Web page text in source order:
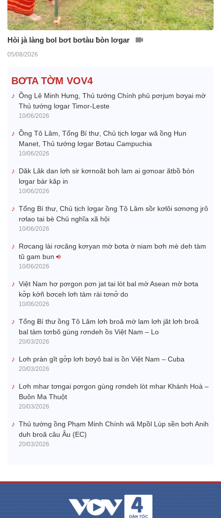
Hòi jà làng bol bơt bơtàu ƀòn lơgar
05/08/2026
BƠTA TỜM VOV4
Ồng Lê Minh Hưng, Thủ tướng Chính phủ pơrjum bơyai mờ
Thủ tướng lơgar Timor-Leste
10/06/2026
Ồng Tô Lâm, Tổng Bí thư, Chủ tịch lơgar wă ồng Hun
Manet, Thủ tướng lơgar Bơtau Campuchia
10/06/2026
Dăk Lăk dan lơh sir kơrnoăt boh lam ai gơnoar ătbồ ƀòn
lơgar bàr kâp in
10/06/2026
Tổng Bí thư, Chủ tịch lơgar ồng Tô Lâm sồr kơlôi sơnơng jrô
rơlao tai bè Chủ nghĩa xã hội
10/06/2026
Rơcang lài rơcăng kơryan mờ bơta ờ niam bơh mè deh tàm
tŭ gam bun
10/06/2026
Việt Nam hơ pơrgon pơn jat tai lòt bal mờ Asean mờ bơta
kơ̆p kờñ bơceh lơh tàm rài tơnơ̆ do
10/06/2026
Tổng Ƀí thư ồng Tô Lâm lơh broă mờ lam lơh jăt lơh broă
bal tàm tơrbŏ gùng rơndeh ồs Việt Nam – Lo
20/03/2026
Lơh pràn gĭt gơ̆p lơh bơyô bal is ồn Việt Nam – Cuba
20/03/2026
Lơh mhar tơngai pơrgon gùng rơndeh lòt mhar Khánh Hoà –
Buôn Ma Thuột
20/03/2026
Thủ tướng ồng Phạm Minh Chính wă Mpồl Lùp sền bơh Anih
duh broă câu Âu (EC)
20/03/2026